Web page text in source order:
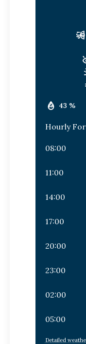
43 %
Hourly
08:00
11:00
14:00
17:00
20:00
23:00
02:00
05:00
Detailed